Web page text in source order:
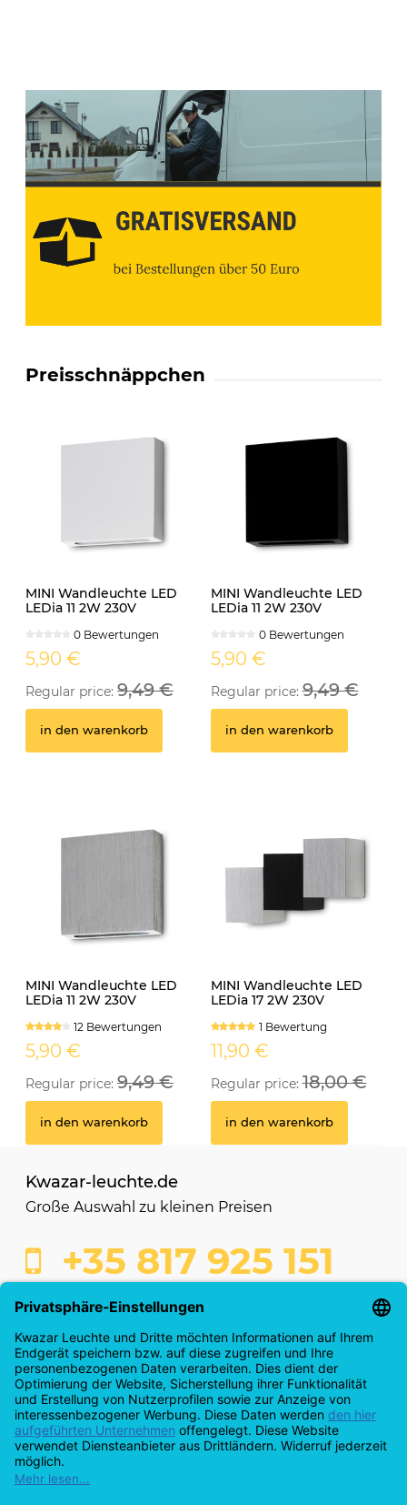
Preisschnäppchen
MINI Wandleuchte LED
LEDia 11 2W 230V
0 Bewertungen
5,90 €
Regular price: 9,49 €
in den warenkorb
MINI Wandleuchte LED
LEDia 11 2W 230V
0 Bewertungen
5,90 €
Regular price:9,49 €
in den warenkorb
MINI Wandleuchte LED
LEDia 11 2W 230V
12 Bewertungen
5,90 €
Regular price: 9,49 €
in den warenkorb
MINI Wandleuchte LED
LEDia 17 2W 230V
1 Bewertung
11,90 €
Regular price:18,00 €
in den warenkorb
Kwazar-leuchte.de
Große Auswahl zu kleinen Preisen
+35 817 925 151
Kaufabwicklung
Info & Servicecenter
Anmeldung